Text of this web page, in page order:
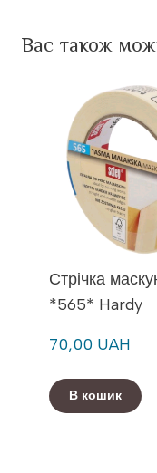
Вас також
Стрічка
*565* Hardy
70,00 UAH
В кошик